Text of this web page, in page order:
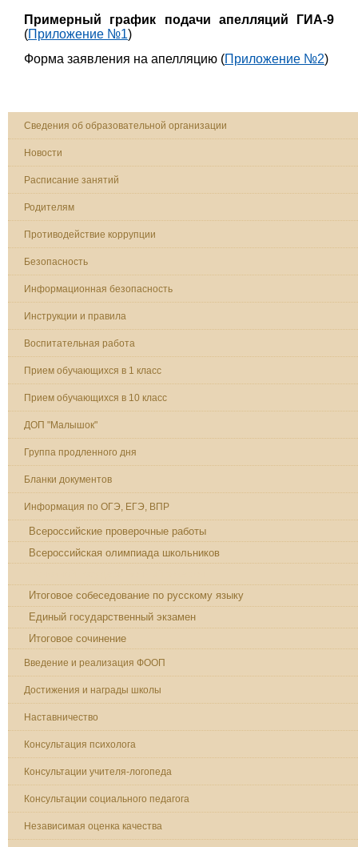
Примерный график подачи апелляций ГИА-9
(Приложение №1)
Форма заявления на апелляцию (Приложение №2)
Сведения об образовательной организации
Новости
Расписание занятий
Родителям
Противодействие коррупции
Безопасность
Информационная безопасность
Инструкции и правила
Воспитательная работа
Прием обучающихся в 1 класс
Прием обучающихся в 10 класс
ДОП "Малышок"
Группа продленного дня
Бланки документов
Информация по ОГЭ, ЕГЭ, ВПР
Всероссийские проверочные работы
Всероссийская олимпиада школьников
Итоговое собеседование по русскому языку
Единый государственный экзамен
Итоговое сочинение
Введение и реализация ФООП
Достижения и награды школы
Наставничество
Консультация психолога
Консультации учителя-логопеда
Консультации социального педагога
Независимая оценка качества